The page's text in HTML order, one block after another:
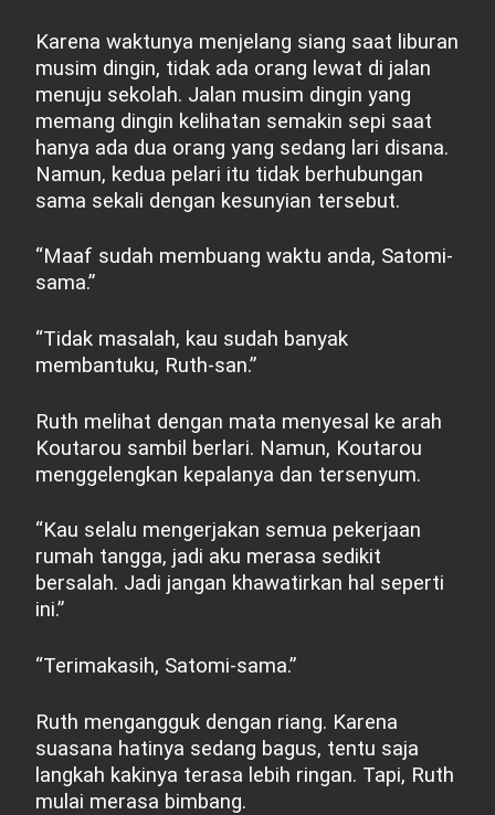
Karena waktunya menjelang siang saat liburan
musim dingin, tidak ada orang lewat di jalan
menuju sekolah. Jalan musim dingin yang
memang dingin kelihatan semakin sepi saat
hanya ada dua orang yang sedang lari disana.
Namun, kedua pelari itu tidak berhubungan
sama sekali dengan kesunyian tersebut.
“Maaf sudah membuang waktu anda, Satomi-
sama.”
“Tidak masalah, kau sudah banyak
membantuku, Ruth-san.”
Ruth melihat dengan mata menyesal ke arah
Koutarou sambil berlari. Namun, Koutarou
menggelengkan kepalanya dan tersenyum.
“Kau selalu mengerjakan semua pekerjaan
rumah tangga, jadi aku merasa sedikit
bersalah. Jadi jangan khawatirkan hal seperti
ini.”
“Terimakasih, Satomi-sama.”
Ruth mengangguk dengan riang. Karena
suasana hatinya sedang bagus, tentu saja
langkah kakinya terasa lebih ringan. Tapi, Ruth
mulai merasa bimbang.